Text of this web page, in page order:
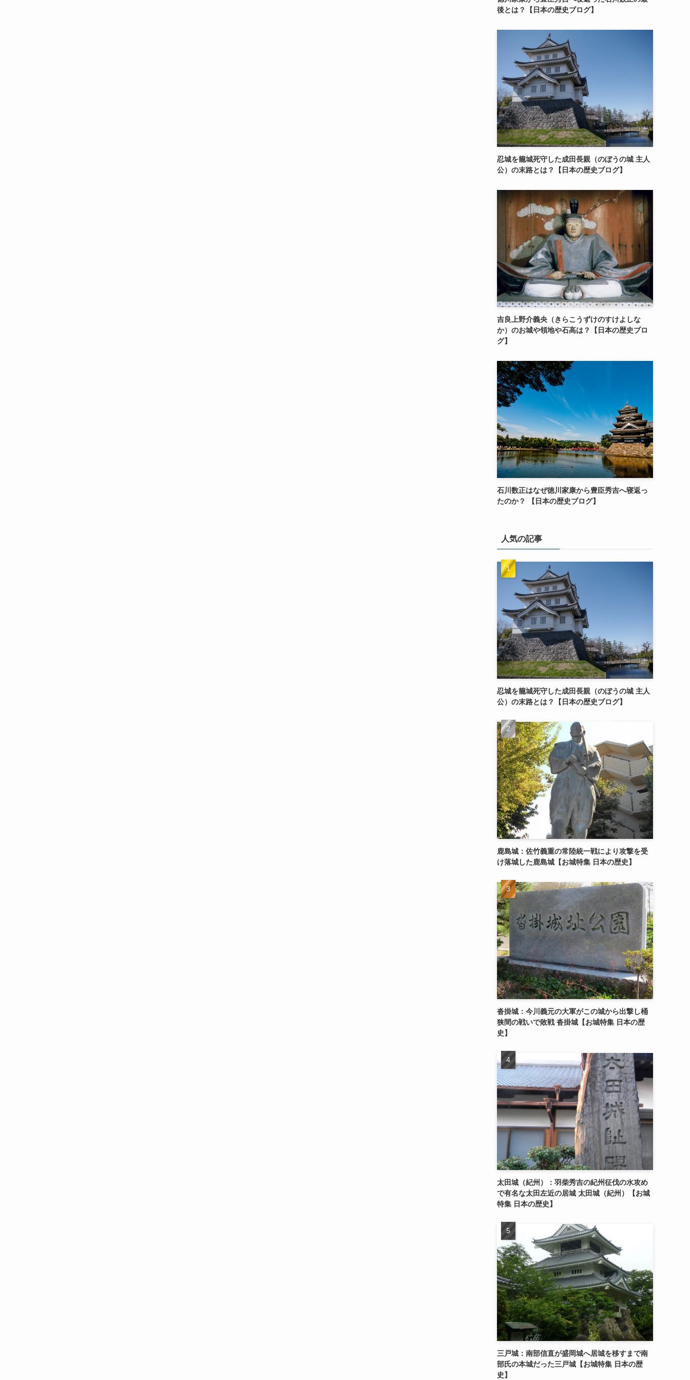
後とは？【日本の歴史ブログ】
忍城を籠城死守した成田長親（のぼうの城 主人
公）の末路とは？【日本の歴史ブログ】
吉良上野介義央（きらこうずけのすけよしな
か）のお城や領地や石高は？【日本の歴史ブロ
グ】
石川数正はなぜ徳川家康から豊臣秀吉へ寝返っ
たのか？ 【日本の歴史ブログ】
人気の記事
忍城を籠城死守した成田長親（のぼうの城 主人
公）の末路とは？【日本の歴史ブログ】
鹿島城：佐竹義重の常陸統一戦により攻撃を受
け落城した鹿島城【お城特集 日本の歴史】
沓掛城：今川義元の大軍がこの城から出撃し桶
狭間の戦いで敗戦 沓掛城【お城特集 日本の歴
史】
太田城（紀州）：羽柴秀吉の紀州征伐の水攻め
で有名な太田左近の居城 太田城（紀州）【お城
特集 日本の歴史】
三戸城：南部信直が盛岡城へ居城を移すまで南
部氏の本城だった三戸城【お城特集 日本の歴
史】